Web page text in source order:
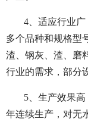
4、适应行业
多个品种和规格型
渣、钢灰、渣、磨
行业的需求，部分
5、生产效果
年连续生产，对无